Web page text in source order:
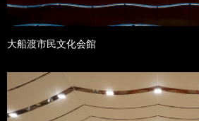
大船渡市民文化会館